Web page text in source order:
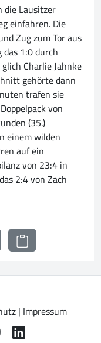
die Lausitzer
einfahren. Die
Zug zum Tor aus
1:0 durch
Charlie Jahnke
gehörte dann
trafen sie
von
(35.)
einem wilden
auf ein
von 23:4 in
2:4 von Zach
| Impressum